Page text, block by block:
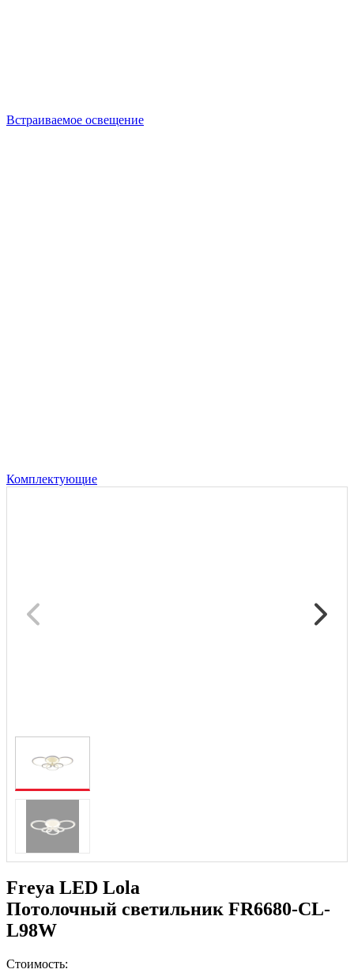
Встраиваемое освещение
Комплектующие
Freya LED Lola
Потолочный светильник FR6680-CL-
L98W
Стоимость: